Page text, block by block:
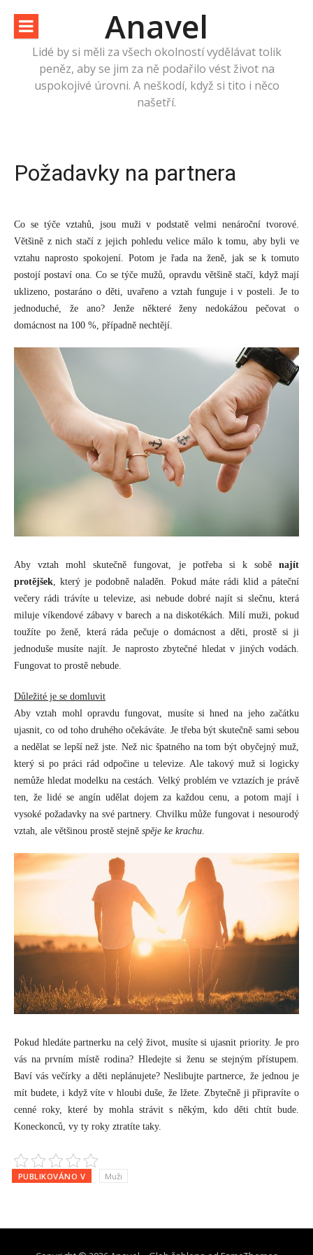
obsah
Anavel
Lidé by si měli za všech okolností vydělávat tolik
peněz, aby se jim za ně podařilo vést život na
uspokojivé úrovni. A neškodí, když si tito i něco
našetří.
Požadavky na partnera
Co se týče vztahů, jsou muži v podstatě velmi nenároční tvorové.
Většině z nich stačí z jejich pohledu velice málo k tomu, aby byli ve
vztahu naprosto spokojení. Potom je řada na ženě, jak se k tomuto
postojí postaví ona. Co se týče mužů, opravdu většině stačí, když mají
uklizeno, postaráno o děti, uvařeno a vztah funguje i v posteli. Je to
jednoduché, že ano? Jenže některé ženy nedokážou pečovat o
domácnost na 100 %, případně nechtějí.
Aby vztah mohl skutečně fungovat, je potřeba si k sobě najít
protějšek , který je podobně naladěn. Pokud máte rádi klid a páteční
večery rádi trávíte u televize, asi nebude dobré najít si slečnu, která
miluje víkendové zábavy v barech a na diskotékách. Milí muži, pokud
toužíte po ženě, která ráda pečuje o domácnost a děti, prostě si ji
jednoduše musíte najít. Je naprosto zbytečné hledat v jiných vodách.
Fungovat to prostě nebude.
Důležité je se domluvit
Aby vztah mohl opravdu fungovat, musíte si hned na jeho začátku
ujasnit, co od toho druhého očekáváte. Je třeba být skutečně sami sebou
a nedělat se lepší než jste. Než nic špatného na tom být obyčejný muž,
který si po práci rád odpočine u televize. Ale takový muž si logicky
nemůže hledat modelku na cestách. Velký problém ve vztazích je právě
ten, že lidé se angín udělat dojem za každou cenu, a potom mají i
vysoké požadavky na své partnery. Chvilku může fungovat i nesourodý
vztah, ale většinou prostě stejně spěje ke krachu.
Pokud hledáte partnerku na celý život, musíte si ujasnit priority. Je pro
vás na prvním místě rodina? Hledejte si ženu se stejným přístupem.
Baví vás večírky a děti neplánujete? Neslibujte partnerce, že jednou je
mít budete, i když víte v hloubi duše, že lžete. Zbytečně ji připravíte o
cenné roky, které by mohla strávit s někým, kdo děti chtít bude.
Koneckonců, vy ty roky ztratíte taky.
PUBLIKOVÁNO V Muži